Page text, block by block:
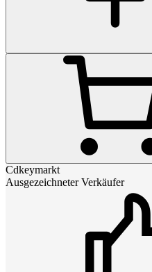
Cdkeymarkt
Ausgezeichneter Verkäufer